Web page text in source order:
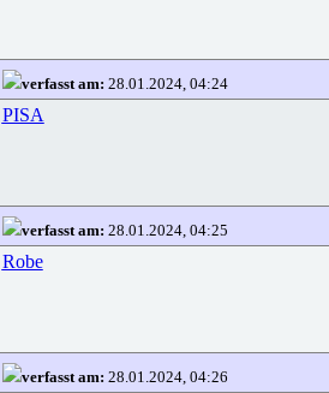
verfasst am: 28.01.2024, 04:24
PISA
verfasst am: 28.01.2024, 04:25
Robe
verfasst am: 28.01.2024, 04:26